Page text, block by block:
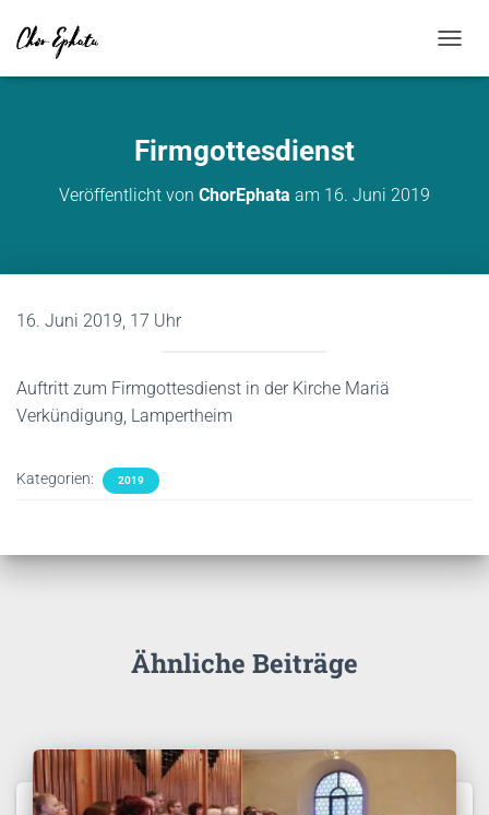
Firmgottesdienst
Veröffentlicht von ChorEphata am 16. Juni 2019
16. Juni 2019, 17 Uhr
Auftritt zum Firmgottesdienst in der Kirche Mariä
Verkündigung, Lampertheim
Kategorien: 2019
Ähnliche Beiträge